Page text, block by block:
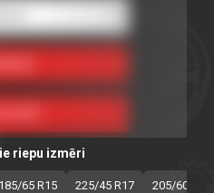
riepu izmēri
185/65 R15 225/45 R17 205/60 R16